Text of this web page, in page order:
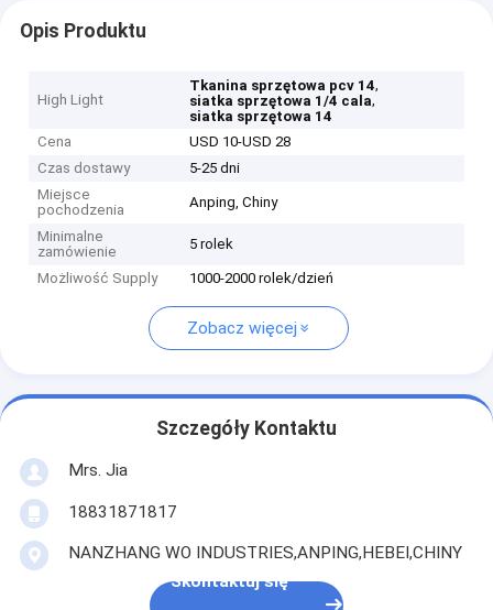
Opis Produktu
High Light
Tkanina sprzętowa pcv 14,
siatka sprzętowa 1/4 cala,
siatka sprzętowa 14
Cena
USD 10-USD 28
Czas dostawy
5-25 dni
Miejsce
pochodzenia
Anping, Chiny
Minimalne
zamówienie
5 rolek
Możliwość Supply 1000-2000 rolek/dzień
Zobacz więcej
Szczegóły Kontaktu
Mrs. Jia
18831871817
NANZHANG WO INDUSTRIES,ANPING,HEBEI,CHINY
Skontaktuj się